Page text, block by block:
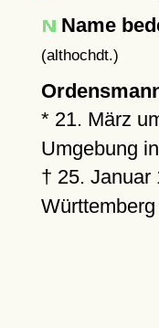
Name
(althochdt.)
* 21. März
Umgebung
† 25. Januar
Württemberg